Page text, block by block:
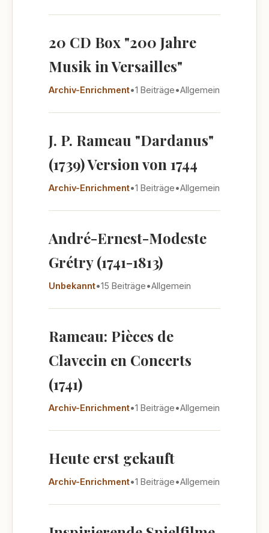
20 CD Box "200 Jahre
Musik in Versailles"
Archiv-Enrichment•1 Beiträge•Allgemein
J. P. Rameau "Dardanus"
(1739) Version von 1744
Archiv-Enrichment•1 Beiträge•Allgemein
André-Ernest-Modeste
Grétry (1741-1813)
Unbekannt•15 Beiträge•Allgemein
Rameau: Pièces de
Clavecin en Concerts
(1741)
Archiv-Enrichment•1 Beiträge•Allgemein
Heute erst gekauft
Archiv-Enrichment•1 Beiträge•Allgemein